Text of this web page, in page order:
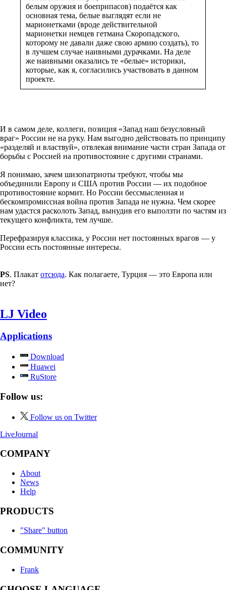
белым оружия и боеприпасов) подаётся как
основная тема, белые выглядят если не
марионетками (вроде действительной
марионетки немцев гетмана Скоропадского,
которому не давали даже свою армию создать), то
в лучшем случае наивными дурачками. На деле
же наивными оказались те «белые» историки,
которые, как я, согласились участвовать в данном
проекте.
И в самом деле, коллеги, позиция «Запад наш безусловный
враг» России не на руку. Нам выгодно действовать по принципу
«разделяй и властвуй», отвлекая внимание части стран Запада от
борьбы с Россией на противостояние с другими странами.
Я понимаю, зачем шизопатриоты требуют, чтобы мы
объединили Европу и США против России — их подобное
противостояние кормит. Но России бессмысленная и
бескомпромиссная война против Запада не нужна. Чем скорее
нам удастся расколоть Запад, вынудив его выползти по частям из
текущего конфликта, тем лучше.
Перефразируя классика, у России нет постоянных врагов — у
России есть постоянные интересы.
PS. Плакат отсюда. Как полагаете, Турция — это Европа или
нет?
LJ Video
Applications
Download
Huawei
RuStore
Follow us:
Follow us on Twitter
LiveJournal
COMPANY
About
News
Help
PRODUCTS
"Share" button
COMMUNITY
Frank